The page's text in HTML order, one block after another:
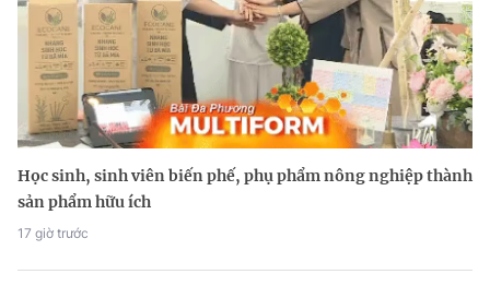
Học sinh, sinh viên biến phế, phụ phẩm nông nghiệp thành
sản phẩm hữu ích
17 giờ trước